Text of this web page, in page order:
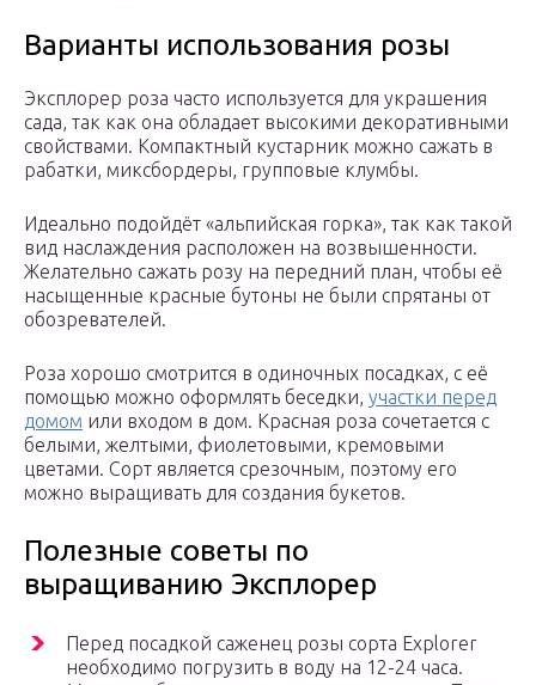
Варианты использования розы
Эксплорер роза часто используется для украшения
сада, так как она обладает высокими декоративными
свойствами. Компактный кустарник можно сажать в
рабатки, миксбордеры, групповые клумбы.
Идеально подойдёт «альпийская горка», так как такой
вид наслаждения расположен на возвышенности.
Желательно сажать розу на передний план, чтобы её
насыщенные красные бутоны не были спрятаны от
обозревателей.
Роза хорошо смотрится в одиночных посадках, с её
помощью можно оформлять беседки, участки перед
домом или входом в дом. Красная роза сочетается с
белыми, желтыми, фиолетовыми, кремовыми
цветами. Сорт является срезочным, поэтому его
можно выращивать для создания букетов.
Полезные советы по
выращиванию Эксплорер
Перед посадкой саженец розы сорта Explorer
необходимо погрузить в воду на 12-24 часа.